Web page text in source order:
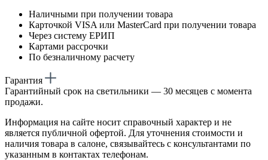
Наличными при получении товара
Карточкой VISA или MasterCard при получении товара
Через систему ЕРИП
Картами рассрочки
По безналичному расчету
Гарантия
Гарантийный срок на светильники — 30 месяцев с момента
продажи.
Информация на сайте носит справочный характер и не
является публичной офертой. Для уточнения стоимости и
наличия товара в салоне, связывайтесь с консультантами по
указанным в контактах телефонам.